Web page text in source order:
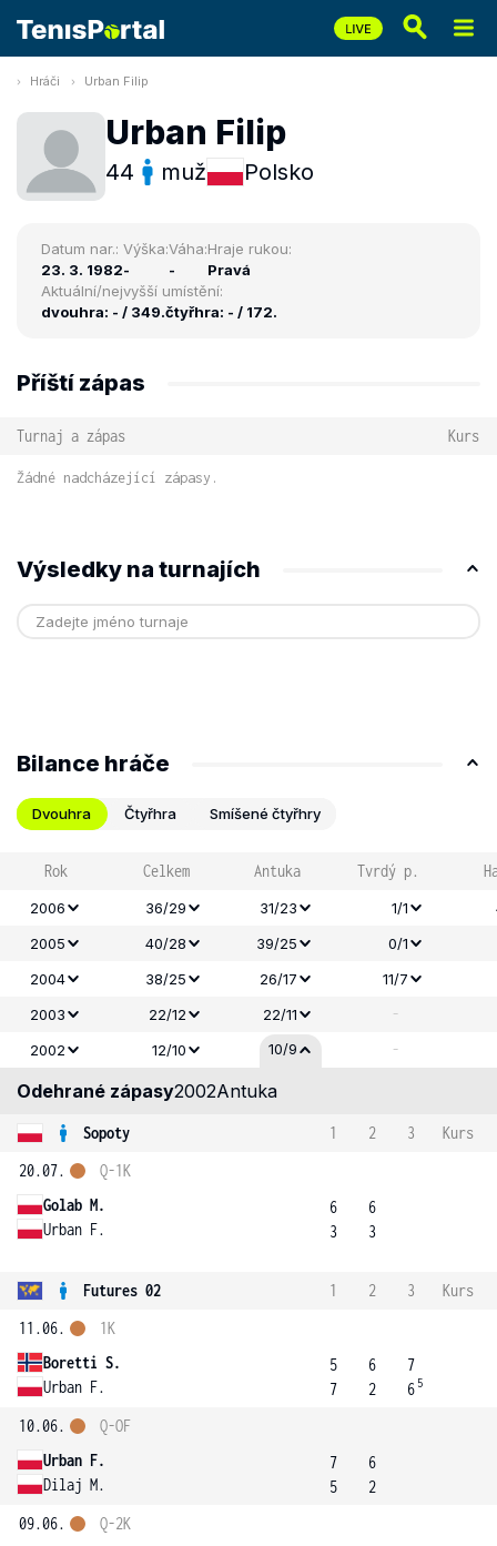
Hráči Urban Filip
Urban Filip
44 muž Polsko
Datum nar.:
23. 3. 1982
Výška:
-
Váha:
-
Hraje rukou:
Pravá
Aktuální/nejvyšší umístění:
dvouhra: - / 349.čtyřhra: - / 172.
Příští zápas
Turnaj a zápas Kurs
Žádné nadcházející zápasy.
Výsledky na turnajích
Bilance hráče
Dvouhra Čtyřhra Smíšené čtyřhry
Rok Celkem Antuka Tvrdý p.
2006 36/29 31/23 1/1
2005
40/28 39/25
0/1
2004
38/25 26/17
11/7
2003
22/12 22/11 -
2002 12/10 10/9 -
Odehrané zápasy2002Antuka
Sopoty 1 2 3
Kurs
20.07.
Golab M.
Urban F.
Q-1K
6
3
6
3
Futures 02 1 2 3
Kurs
11.06.
Boretti S.
Urban F.
1K
5
7
6
2
7
6 5
10.06.
Urban F.
Dilaj M.
Q-OF
7
5
6
2
09.06.
Q-2K